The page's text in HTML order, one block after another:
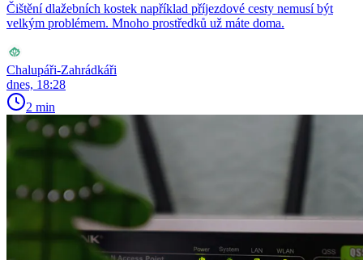
Čištění dlažebních kostek například příjezdové cesty nemusí být
velkým problémem. Mnoho prostředků už máte doma.
Chalupáři-Zahrádkáři
dnes, 18:28
2 min